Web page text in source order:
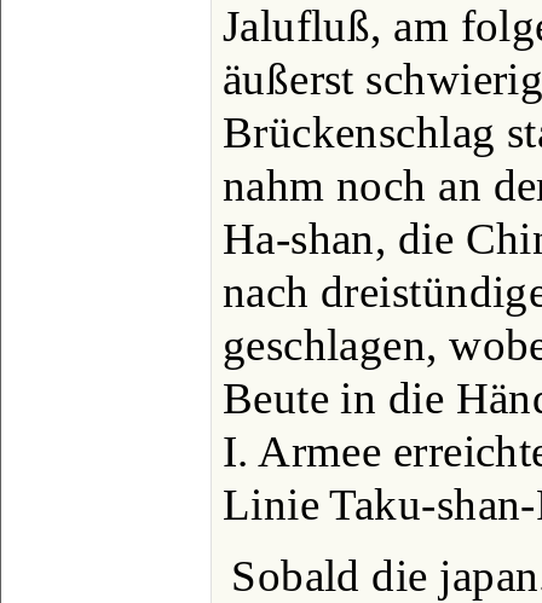
Jalufluß, am
äußerst
Brückenschlag
nahm noch an
Ha-shan, die
nach
geschlagen,
Beute in die
I. Armee
Linie Taku-
Sobald die